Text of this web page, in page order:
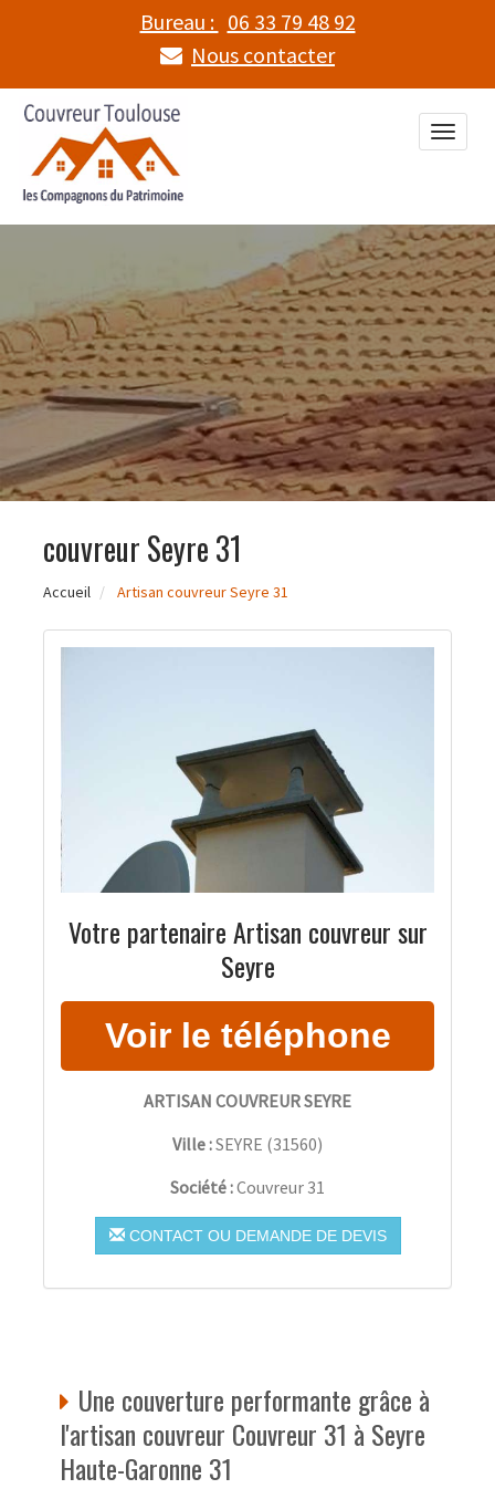
Bureau : 06 33 79 48 92
Nous contacter
Toggle
couvreur Seyre 31
Accueil Artisan couvreur Seyre 31
Votre partenaire Artisan couvreur sur
Seyre
ARTISAN COUVREUR SEYRE
Ville :SEYRE (31560)
Société :Couvreur 31
CONTACT OU DEMANDE DE DEVIS
Une couverture performante grâce à
l'artisan couvreur Couvreur 31 à Seyre
Haute-Garonne 31